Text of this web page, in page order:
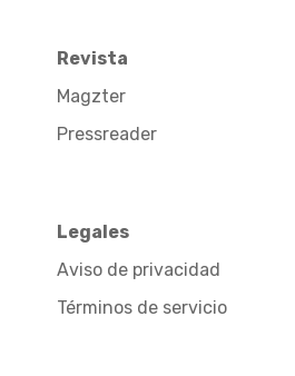
Revista
Magzter
Pressreader
Legales
Aviso de privacidad
Términos de servicio